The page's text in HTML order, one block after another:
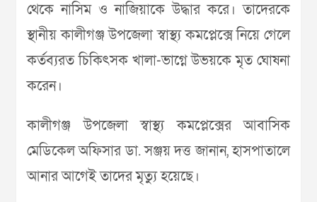
থেকে নাসিম ও নাজিয়াকে উদ্ধার করে। তাদেরকে
স্থানীয় কালীগঞ্জ উপজেলা স্বাস্থ্য কমপ্লেক্সে নিয়ে গেলে
কর্তব্যরত চিকিৎসক খালা-ভাগ্নে উভয়কে মৃত ঘোষনা
করেন।
কালীগঞ্জ উপজেলা স্বাস্থ্য কমপ্লেক্সের আবাসিক
মেডিকেল অফিসার ডা. সঞ্জয় দত্ত জানান, হাসপাতালে
আনার আগেই তাদের মৃত্যু হয়েছে।